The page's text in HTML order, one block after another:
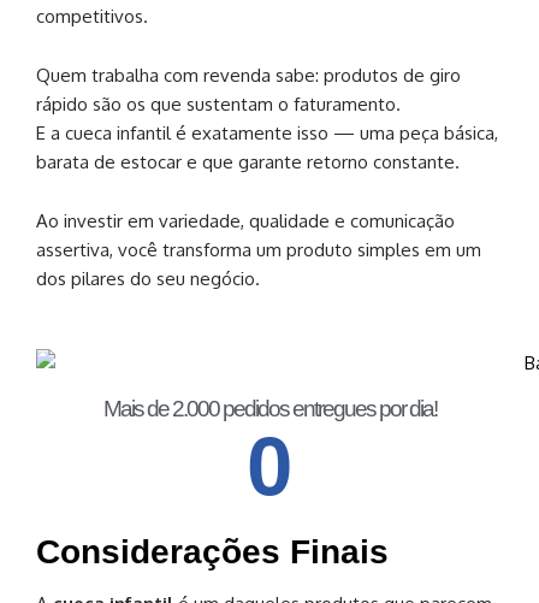
competitivos.
Quem trabalha com revenda sabe: produtos de giro
rápido são os que sustentam o faturamento.
E a cueca infantil é exatamente isso — uma peça básica,
barata de estocar e que garante retorno constante.
Ao investir em variedade, qualidade e comunicação
assertiva, você transforma um produto simples em um
dos pilares do seu negócio.
Mais de 2.000 pedidos entregues por dia!
0
Considerações Finais